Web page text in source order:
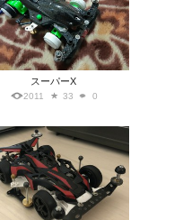
スーパーX
2011 33 0